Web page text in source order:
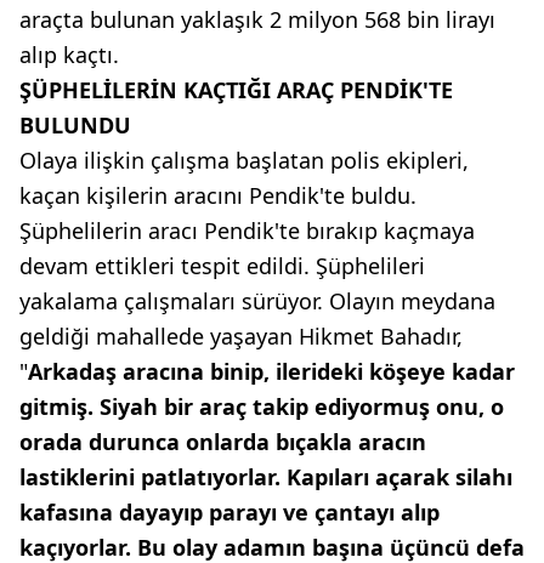
araçta bulunan yaklaşık 2 milyon 568 bin lirayı
alıp kaçtı.
ŞÜPHELİLERİN KAÇTIĞI ARAÇ PENDİK'TE
BULUNDU
Olaya ilişkin çalışma başlatan polis ekipleri,
kaçan kişilerin aracını Pendik'te buldu.
Şüphelilerin aracı Pendik'te bırakıp kaçmaya
devam ettikleri tespit edildi. Şüphelileri
yakalama çalışmaları sürüyor. Olayın meydana
geldiği mahallede yaşayan Hikmet Bahadır,
"Arkadaş aracına binip, ilerideki köşeye kadar
gitmiş. Siyah bir araç takip ediyormuş onu, o
orada durunca onlarda bıçakla aracın
lastiklerini patlatıyorlar. Kapıları açarak silahı
kafasına dayayıp parayı ve çantayı alıp
kaçıyorlar. Bu olay adamın başına üçüncü defa